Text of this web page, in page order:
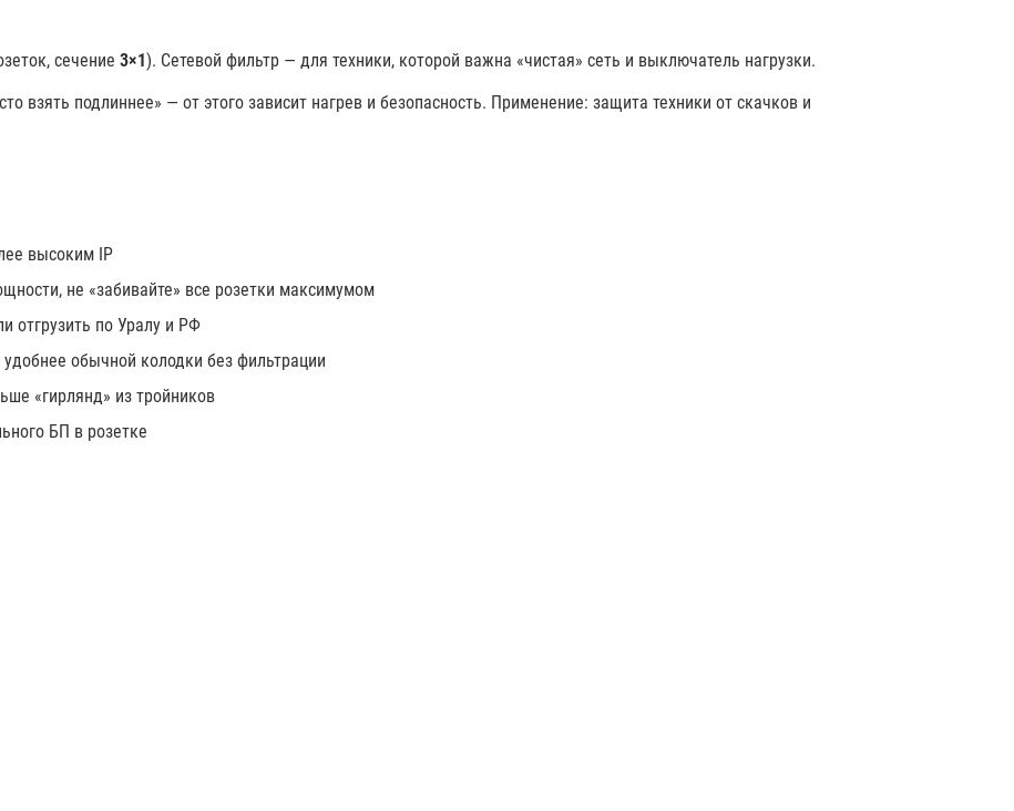
сечение 3×1). Сетевой фильтр — для техники, которой важна «чистая» сеть и выключатель нагрузки.
взять подлиннее» — от этого зависит нагрев и безопасность. Применение: защита техники от скачков и
высоким IP
не «забивайте» все розетки максимумом
отгрузить по Уралу и РФ
обычной колодки без фильтрации
«гирлянд» из тройников
БП в розетке